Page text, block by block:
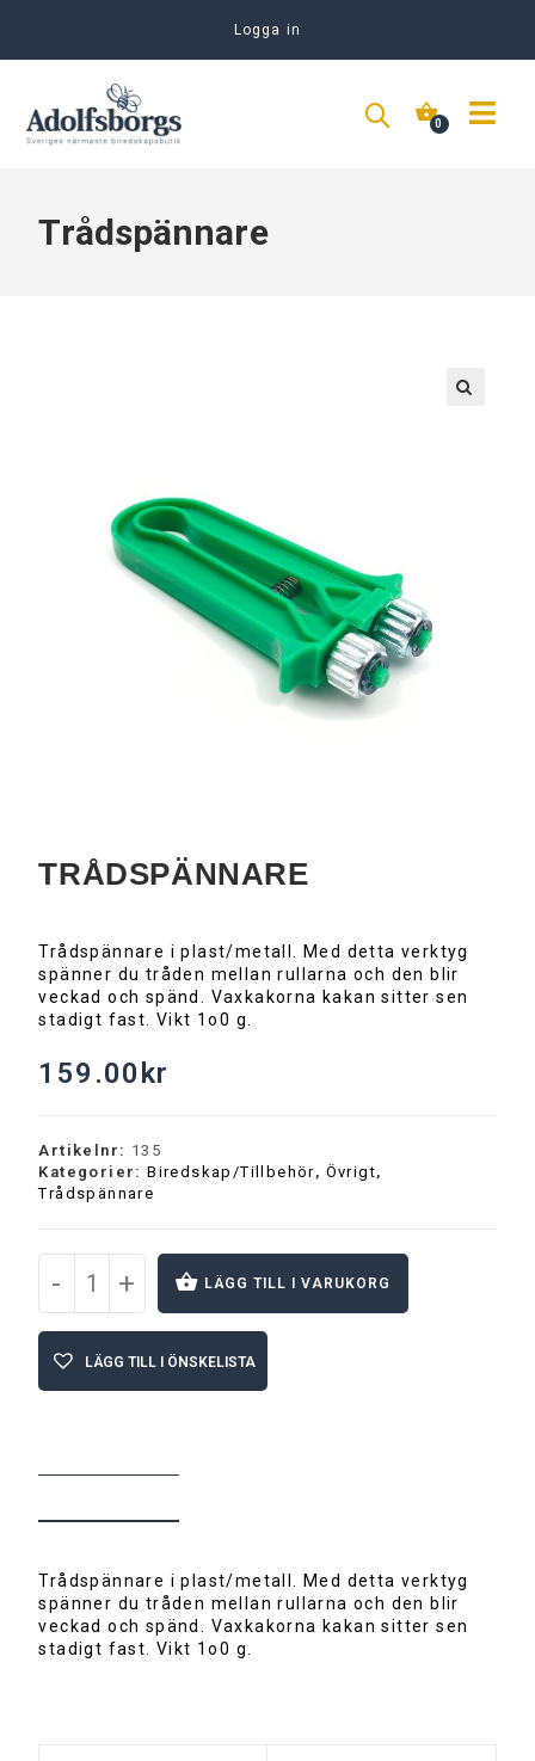
Logga in
Trådspännare
TRÅDSPÄNNARE
Trådspännare i plast/metall. Med detta verktyg
spänner du tråden mellan rullarna och den blir
veckad och spänd. Vaxkakorna kakan sitter sen
stadigt fast. Vikt 1o0 g.
159.00 kr
Artikelnr: 135
Kategorier:Biredskap/Tillbehör, Övrigt,
Trådspännare
- + LÄGG TILL I VARUKORG
e
v
:
LÄGG TILL I ÖNSKELISTA
Trådspännare i plast/metall. Med detta verktyg
spänner du tråden mellan rullarna och den blir
veckad och spänd. Vaxkakorna kakan sitter sen
stadigt fast. Vikt 1o0 g.